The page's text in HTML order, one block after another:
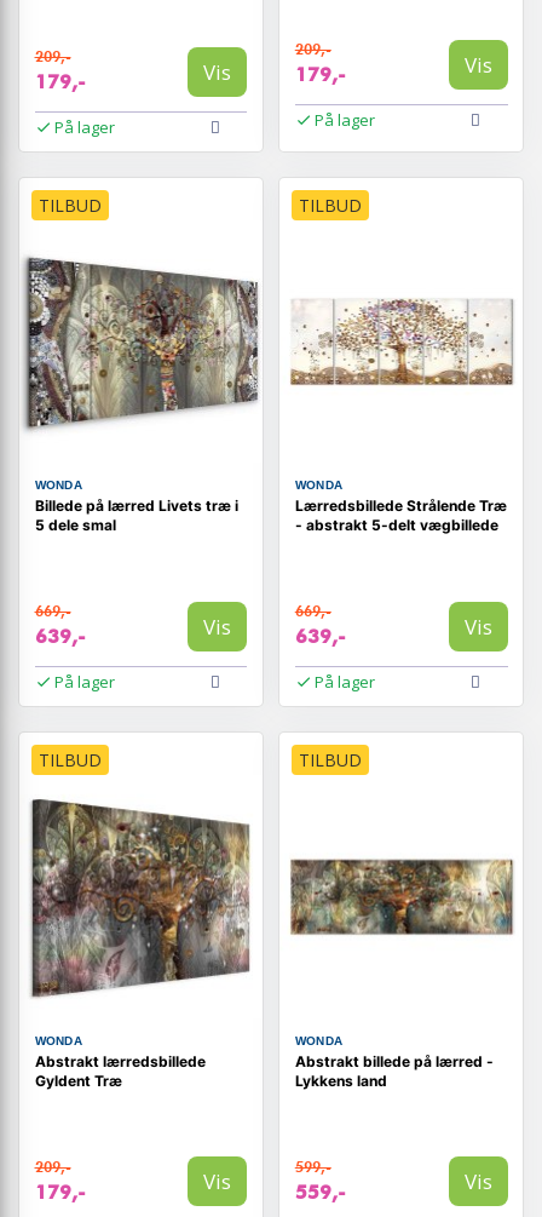
209,-
179,- Vis
På lager
209,-
179,- Vis
På lager
TILBUD
WONDA
Billede på lærred Livets træ i
5 dele smal
669,-
639,- Vis
På lager
TILBUD
WONDA
Lærredsbillede Strålende Træ
- abstrakt 5-delt vægbillede
669,-
639,- Vis
På lager
TILBUD
WONDA
Abstrakt lærredsbillede
Gyldent Træ
209,-
179,- Vis
TILBUD
WONDA
Abstrakt billede på lærred -
Lykkens land
599,-
559,- Vis